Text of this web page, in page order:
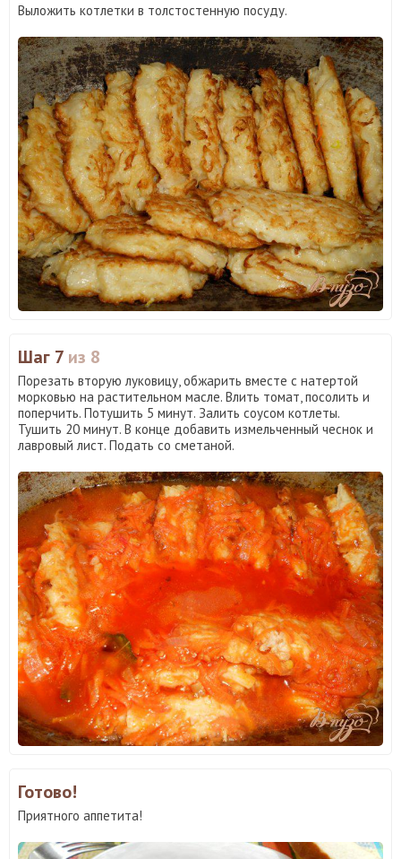
Выложить котлетки в толстостенную посуду.
Шаг 7 из 8
Порезать вторую луковицу, обжарить вместе с натертой
морковью на растительном масле. Влить томат, посолить и
поперчить. Потушить 5 минут. Залить соусом котлеты.
Тушить 20 минут. В конце добавить измельченный чеснок и
лавровый лист. Подать со сметаной.
Готово!
Приятного аппетита!